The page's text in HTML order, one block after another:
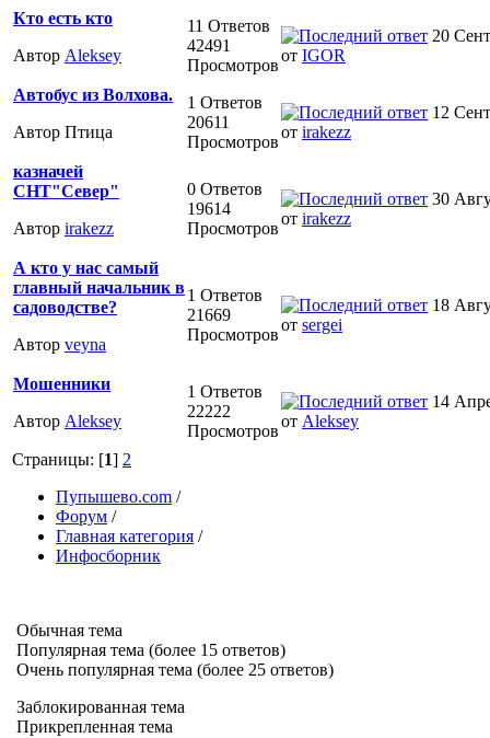
Кто есть кто
Автор Aleksey
11 Ответов
42491
Просмотров
20
от IGOR
Автобус из Волхова.
Автор Птица
1 Ответов
20611
Просмотров
12
от irakezz
казначей
СНТ"Север"
Автор irakezz
0 Ответов
19614
Просмотров
30
от irakezz
А кто у нас самый
главный начальник в
садоводстве?
Автор veyna
1 Ответов
21669
Просмотров
18
от sergei
Мошенники
Автор Aleksey
1 Ответов
22222
Просмотров
14
от Aleksey
Страницы: [1] 2
Пупышево.com /
Форум /
Главная категория /
Инфосборник
Обычная тема
Популярная тема (более 15 ответов)
Очень популярная тема (более 25 ответов)
Заблокированная тема
Прикрепленная тема